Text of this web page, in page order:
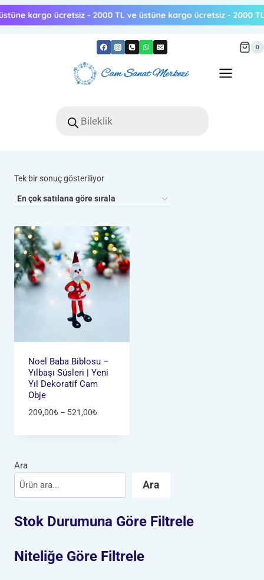
Skip
to
0
search
Tek bir sonuç gösteriliyor
Noel Baba Biblosu –
Yılbaşı Süsleri | Yeni
Yıl Dekoratif Cam
Obje
209,00₺ – 521,00₺Fiyat
209,00₺
Ara
Ara
Stok Durumuna Göre Filtrele
Niteliğe Göre Filtrele